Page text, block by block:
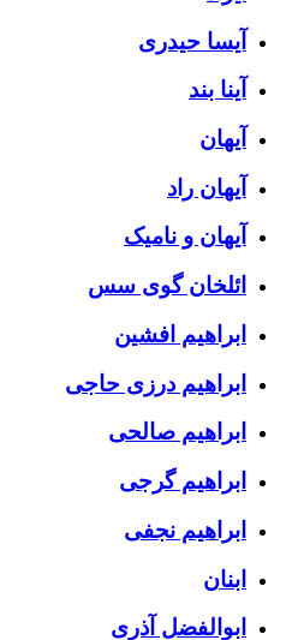
آیسا حیدری
آینا بند
آیهان
آیهان راد
آیهان و نامیک
ائلخان گوی سس
ابراهیم افشین
ابراهیم درزی حاجی
ابراهیم صالحی
ابراهیم گرجی
ابراهیم نجفی
ابنان
ابوالفضل آذری